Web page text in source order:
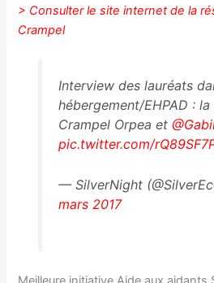
> Consulter le site internet de la
Crampel
Interview des lauréats
hébergement/EHPAD :
Crampel Orpea et
pic.twitter.com/
— SilverNight
mars 2017